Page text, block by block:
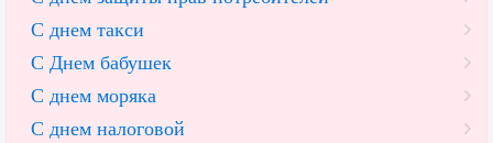
С днем такси
С Днем бабушек
С днем моряка
С днем налоговой